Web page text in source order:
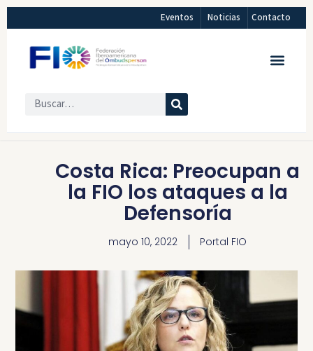
Eventos Noticias Contacto
Costa Rica: Preocupan a
la FIO los ataques a la
Defensoría
mayo 10, 2022 Portal FIO